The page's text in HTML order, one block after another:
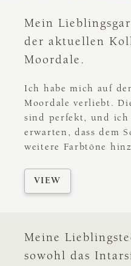
Mein
der aktuellen
Moordale.
Ich habe mich auf
Moordale verliebt.
sind perfekt, und ich
erwarten, dass dem
weitere Farbtöne
VIEW
Meine
sowohl das